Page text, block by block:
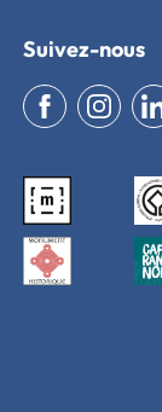
Suivez-nous